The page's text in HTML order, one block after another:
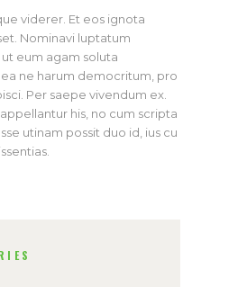
viderer. Et eos ignota
Nominavi luptatum
eum agam soluta
ne harum democritum, pro
Per saepe vivendum ex.
his, no cum scripta
utinam possit duo id, ius cu